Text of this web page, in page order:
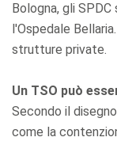
Bologna, gli
l'Ospedale
strutture private.
Un TSO può
Secondo il
come la